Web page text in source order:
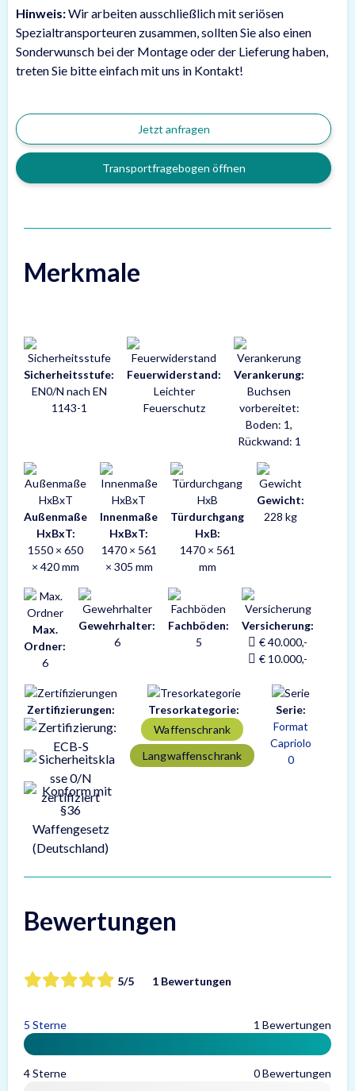
Hinweis:Wir arbeiten ausschließlich mit seriösen
Spezialtransporteuren zusammen, sollten Sie also einen
Sonderwunsch bei der Montage oder der Lieferung haben,
treten Sie bitte einfach mit uns in Kontakt!
Jetzt anfragen
Transportfragebogen öffnen
Merkmale
Sicherheitsstufe:
EN0/N nach EN
1143-1
Feuerwiderstand:
Leichter
Feuerschutz
Verankerung:
Buchsen
vorbereitet:
Boden: 1,
Rückwand: 1
Außenmaße
HxBxT:
1550 × 650
× 420 mm
Innenmaße
HxBxT:
1470 × 561
× 305 mm
Türdurchgang
HxB:
1470 × 561
mm
Gewicht:
228 kg
Max.
Ordner:
6
Gewehrhalter:
6
Fachböden:
5
Versicherung:
€ 40.000,-
€ 10.000,-
Zertifizierungen:
Tresorkategorie:
Waffenschrank
Langwaffenschrank
Serie:
Format
Capriolo
0
Bewertungen
5/5 1 Bewertungen
5 Sterne 1 Bewertungen
4 Sterne 0 Bewertungen